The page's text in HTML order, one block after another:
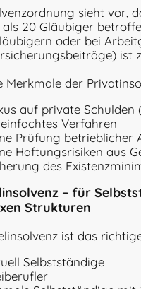
sieht vor,
20 Gläubiger
oder bei
ist
Merkmale der
auf private Schulden
Verfahren
Prüfung betrieblicher
Haftungsrisiken aus
des
– für
Strukturen
ist das
Selbstständige